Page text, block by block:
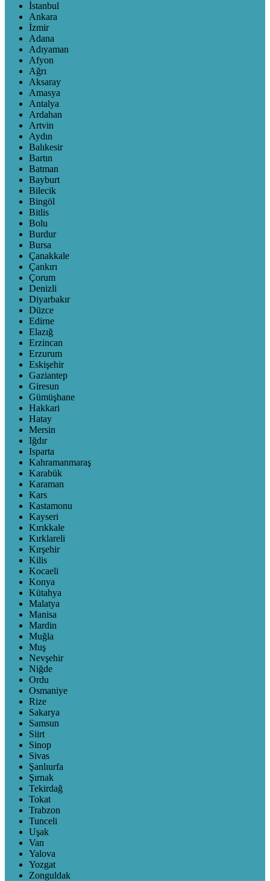
İstanbul
Ankara
İzmir
Adana
Adıyaman
Afyon
Ağrı
Aksaray
Amasya
Antalya
Ardahan
Artvin
Aydın
Balıkesir
Bartın
Batman
Bayburt
Bilecik
Bingöl
Bitlis
Bolu
Burdur
Bursa
Çanakkale
Çankırı
Çorum
Denizli
Diyarbakır
Düzce
Edirne
Elazığ
Erzincan
Erzurum
Eskişehir
Gaziantep
Giresun
Gümüşhane
Hakkari
Hatay
Mersin
Iğdır
Isparta
Kahramanmaraş
Karabük
Karaman
Kars
Kastamonu
Kayseri
Kırıkkale
Kırklareli
Kırşehir
Kilis
Kocaeli
Konya
Kütahya
Malatya
Manisa
Mardin
Muğla
Muş
Nevşehir
Niğde
Ordu
Osmaniye
Rize
Sakarya
Samsun
Siirt
Sinop
Sivas
Şanlıurfa
Şırnak
Tekirdağ
Tokat
Trabzon
Tunceli
Uşak
Van
Yalova
Yozgat
Zonguldak